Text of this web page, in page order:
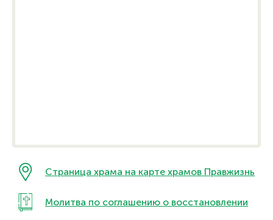
Страница храма на карте храмов Правжизнь
Молитва по соглашению о восстановлении